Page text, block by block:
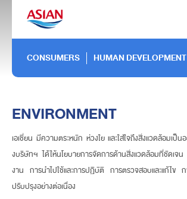
CONSUMERS HUMAN DEVELOPMENT
ENVIRONMENT
เอเชี่ยน มีความตระหนัก ห่วงใย และใส่ใจถึงสิ่งแวดล้อมเป็
งบริษัทฯ ได้ให้นโยบายการจัดการด้านสิ่งแวดล้อมที่ชัดเจน
งาน การนำไปใช้และการปฏิบัติ การตรวจสอบและแก้ไข
ปรับปรุงอย่างต่อเนื่อง